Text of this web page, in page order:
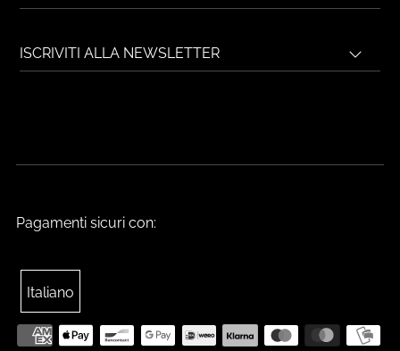
ISCRIVITI ALLA NEWSLETTER
Pagamenti sicuri con:
Italiano